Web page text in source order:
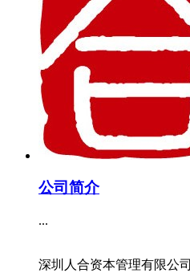
公司简介
...
深圳人合资本管理有限公